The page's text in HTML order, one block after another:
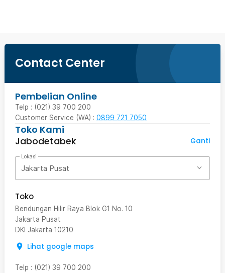
Contact Center
Pembelian Online
Telp : (021) 39 700 200
Customer Service (WA) : 0899 721 7050
Toko Kami
Jabodetabek
Ganti
Lokasi
Jakarta Pusat
Toko
Bendungan Hilir Raya Blok G1 No. 10
Jakarta Pusat
DKI Jakarta 10210
Lihat google maps
Telp : (021) 39 700 200